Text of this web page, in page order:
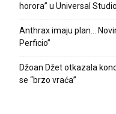
horora” u Universal
Anthrax imaju plan…
Perficio”
Džoan Džet otkazala
se “brzo vraća”